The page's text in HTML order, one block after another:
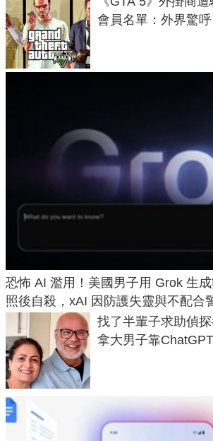
會員名單：外界驚
恐怖 AI 濫用！美國男子用 Grok 生
照後自殺，xAI 因防護失靈與不配合
找了半輩子求助偵
拿大男子靠